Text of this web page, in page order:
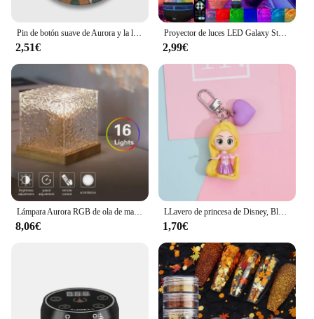
Pin de botón suave de Aurora y la luna, joyería para ropa, Collar divertido y bonito para mujer, insignia de regalo, broche de dibujos animados a la moda para amantes, sombrero decorativo
2,51€
Proyector de luces LED Galaxy Star RGB Aurora, luces nocturnas ambientales con sonido y Control remoto para dormitorio, decoraciones para el hogar, regalos de cumpleaños
2,99€
Lámpara Aurora RGB de ola de mar, cubo con Control remoto, proyector de luz de agua que cambia de 16 colores para decoración de pared de salón y dormitorio
8,06€
LLavero de princesa de Disney, Blancanieves, Ariel, Cenicienta, Rapunzel, Aurora, Bella, bonito llavero, regalo de cumpleaños para niños
1,70€